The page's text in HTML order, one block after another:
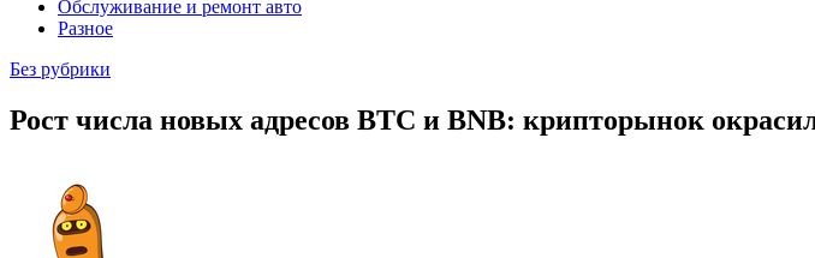
Обслуживание и ремонт авто
Разное
Без рубрики
Рост числа новых адресов BTC и BNB: крипторынок